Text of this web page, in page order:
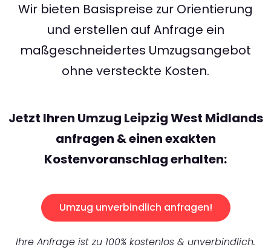
Wir bieten Basispreise zur Orientierung
und erstellen auf Anfrage ein
maßgeschneidertes Umzugsangebot
ohne versteckte Kosten.
Jetzt Ihren Umzug Leipzig West Midlands
anfragen & einen exakten
Kostenvoranschlag erhalten:
Umzug unverbindlich anfragen!
Ihre Anfrage ist zu 100% kostenlos & unverbindlich.